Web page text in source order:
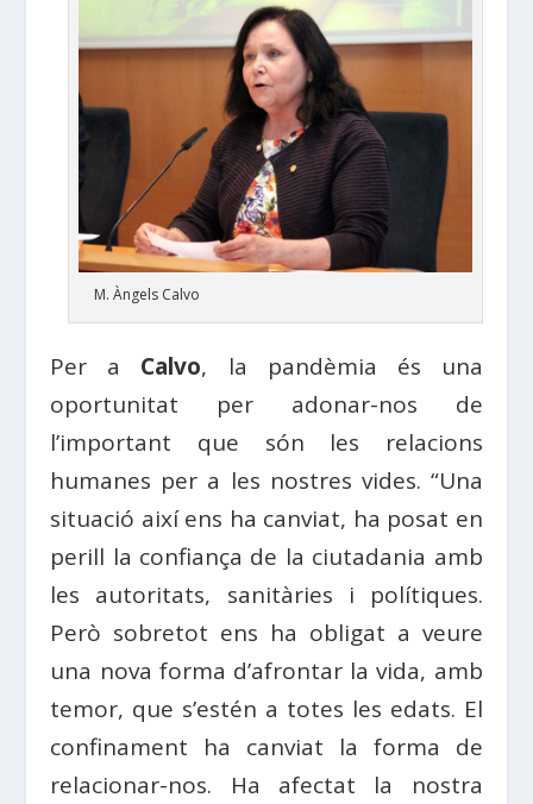
M. Àngels Calvo
Per a Calvo, la pandèmia és una
oportunitat per adonar-nos de
l’important que són les relacions
humanes per a les nostres vides. “Una
situació així ens ha canviat, ha posat en
perill la confiança de la ciutadania amb
les autoritats, sanitàries i polítiques.
Però sobretot ens ha obligat a veure
una nova forma d’afrontar la vida, amb
temor, que s’estén a totes les edats. El
confinament ha canviat la forma de
relacionar-nos. Ha afectat la nostra